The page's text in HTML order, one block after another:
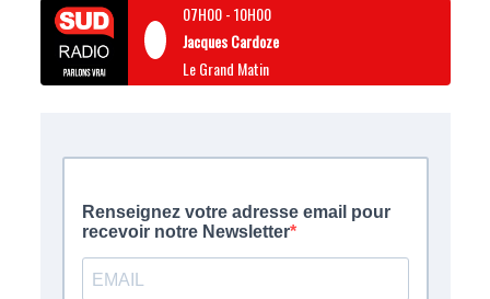
07H00-10H00
Jacques Cardoze
Le Grand Matin